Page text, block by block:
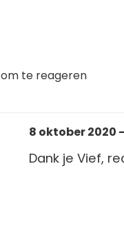
om te reageren
8 oktober 2020
Dank je Vief,